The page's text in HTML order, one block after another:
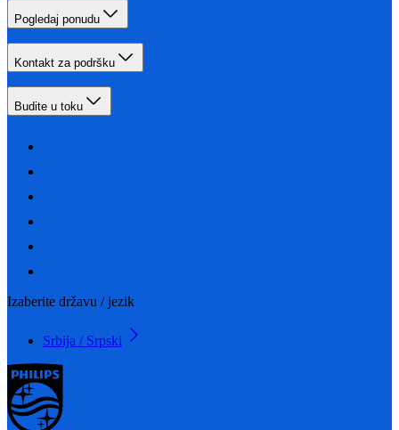
Pogledaj ponudu
Kontakt za podršku
Budite u toku
Izaberite državu / jezik
Srbija / Srpski